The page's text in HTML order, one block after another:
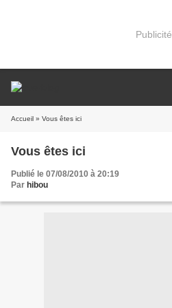
Publicité
Accueil » Vous êtes ici
Vous êtes ici
Publié le 07/08/2010 à 20:19
Par hibou